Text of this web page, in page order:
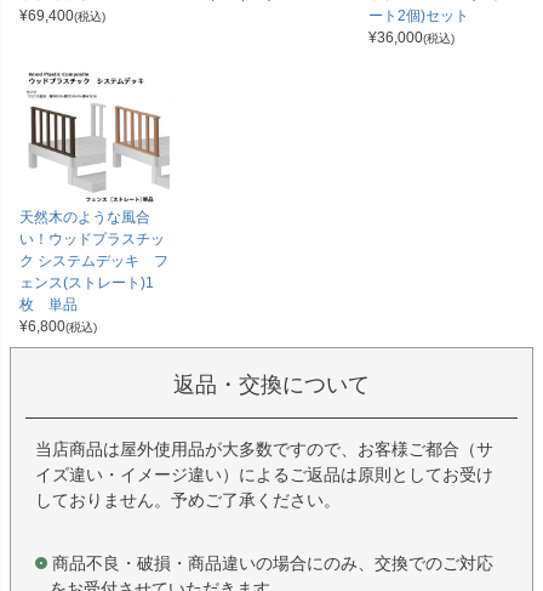
¥69,400(税込)
ート2個)セット
¥36,000(税込)
天然木のような風合
い！ウッドプラスチッ
ク システムデッキ フ
ェンス(ストレート)1
枚 単品
¥6,800(税込)
返品・交換について
当店商品は屋外使用品が大多数ですので、お客様ご都合（サ
イズ違い・イメージ違い）によるご返品は原則としてお受け
しておりません。予めご了承ください。
商品不良・破損・商品違いの場合にのみ、交換でのご対応